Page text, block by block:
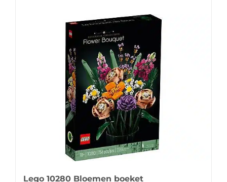
Lego 10280 Bloemen boeket